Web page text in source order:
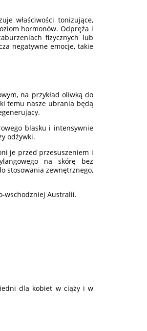
właściwości tonizujące,
hormonów. Odpręża i
fizycznych lub
negatywne emocje, takie
na przykład oliwką do
temu nasze ubrania będą
blasku i intensywnie
odżywki.
je przed przesuszeniem i
na skórę bez
stosowania zewnętrznego,
wschodzniej Australii.
dla kobiet w ciąży i w